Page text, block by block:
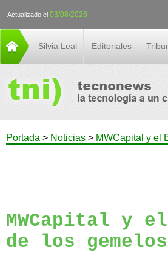
Actualizado el 03/08/2026
Silvia Leal Editoriales
Portada > Noticias > MWCapital y el
MWCapital y
de los